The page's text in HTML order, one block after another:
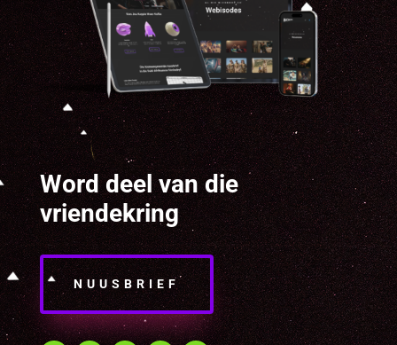
Word deel van die
vriendekring
NUUSBRIEF